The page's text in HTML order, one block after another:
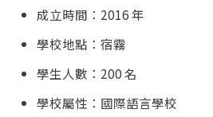
成立時間：2016 年
學校地點：宿霧
學生人數：200 名
學校屬性：國際語言學校